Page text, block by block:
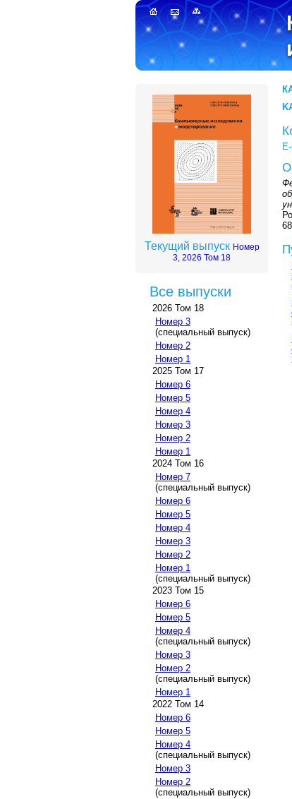
Текущий выпуск Номер
3, 2026 Том 18
Все выпуски
2026 Том 18
Номер 3
(специальный выпуск)
Номер 2
Номер 1
2025 Том 17
Номер 6
Номер 5
Номер 4
Номер 3
Номер 2
Номер 1
2024 Том 16
Номер 7
(специальный выпуск)
Номер 6
Номер 5
Номер 4
Номер 3
Номер 2
Номер 1
(специальный выпуск)
2023 Том 15
Номер 6
Номер 5
Номер 4
(специальный выпуск)
Номер 3
Номер 2
(специальный выпуск)
Номер 1
2022 Том 14
Номер 6
Номер 5
Номер 4
(специальный выпуск)
Номер 3
Номер 2
(специальный выпуск)
68